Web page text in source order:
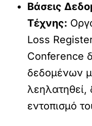
Βάσεις
Τέχνης:
Loss
Conference
δεδομένων
λεηλατηθεί,
εντοπισμό